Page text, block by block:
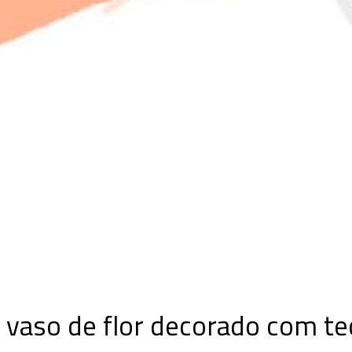
vaso de flor decorado com